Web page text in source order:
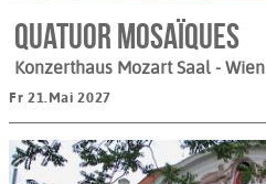
Quatuor Mosaïques
Konzerthaus Mozart Saal - Wien
Fr 21.Mai 2027